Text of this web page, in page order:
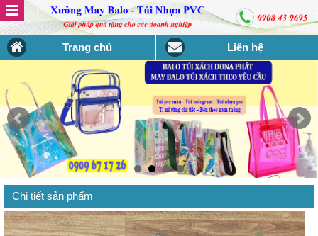
Trang chủ Liên hệ
Chi tiết sản phẩm